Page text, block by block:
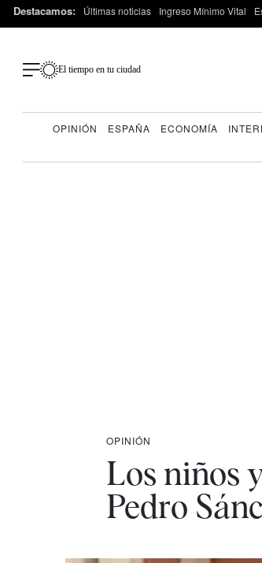
Destacamos: Últimas noticias Ingreso Mínimo Vital
El tiempo en tu ciudad
OPINIÓN ESPAÑA ECONOMÍA
OPINIÓN
Los niños
Pedro